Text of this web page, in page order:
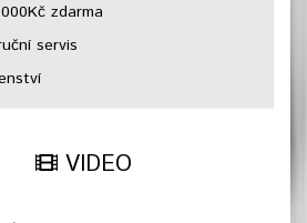
zdarma
servis
VIDEO